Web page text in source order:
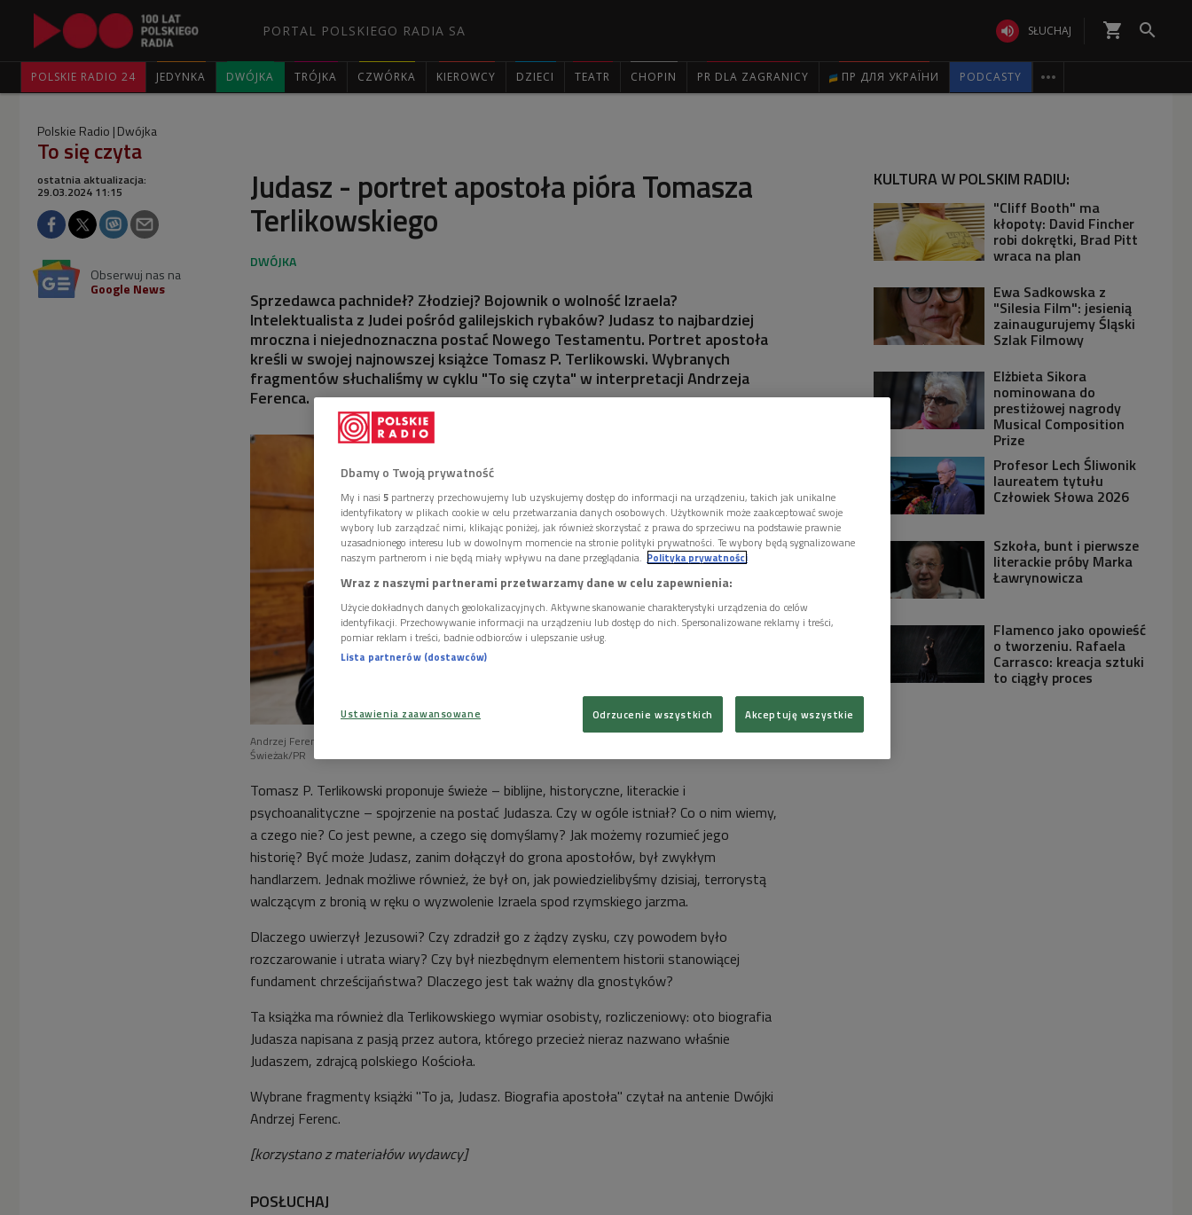
PORTAL POLSKIEGO RADIA SA  SŁUCHAJ shopping_cart 
POLSKIE RADIO 24 JEDYNKA DWÓJKA TRÓJKA CZWÓRKA KIEROWCY DZIECI TEATR CHOPIN PR DLA ZAGRANICY ПР ДЛЯ УКРАЇНИ PODCASTY 
Polskie Radio Dwójka
To się czyta
Judasz - portret apostoła pióra Tomasza
Terlikowskiego
ostatnia aktualizacja:
29.03.2024 11:15
Obserwuj nas na
Google News
Sprzedawca pachnideł? Złodziej? Bojownik o wolność Izraela?
Intelektualista z Judei pośród galilejskich rybaków? Judasz to najbardziej
mroczna i niejednoznaczna postać Nowego Testamentu. Portret apostoła
kreśli w swojej najnowszej książce Tomasz P. Terlikowski. Wybranych
fragmentów słuchaliśmy w cyklu "To się czyta" w interpretacji Andrzeja
Ferenca.
Andrzej Ferenc prezentuje książkę "To ja, Judasz. Biografia apostoła" Tomasza Terlikowskiego
Świeżak/PR
Tomasz P. Terlikowski proponuje świeże – biblijne, historyczne, literackie i
psychoanalityczne – spojrzenie na postać Judasza. Czy w ogóle istniał? Co o nim wiemy,
a czego nie? Co jest pewne, a czego się domyślamy? Jak możemy rozumieć jego
historię? Być może Judasz, zanim dołączył do grona apostołów, był zwykłym
handlarzem. Jednak możliwe również, że był on, jak powiedzielibyśmy dzisiaj, terrorystą
walczącym z bronią w ręku o wyzwolenie Izraela spod rzymskiego jarzma.
Dlaczego uwierzył Jezusowi? Czy zdradził go z żądzy zysku, czy powodem było
rozczarowanie i utrata wiary? Czy był niezbędnym elementem historii stanowiącej
fundament chrześcijaństwa? Dlaczego jest tak ważny dla gnostyków?
Ta książka ma również dla Terlikowskiego wymiar osobisty, rozliczeniowy: oto biografia
Judasza napisana z pasją przez autora, którego przecież nieraz nazwano właśnie
Judaszem, zdrajcą polskiego Kościoła.
Wybrane fragmenty książki "To ja, Judasz. Biografia apostoła" czytał na antenie Dwójki
Andrzej Ferenc.
[korzystano z materiałów wydawcy]
POSŁUCHAJ
KULTURA W POLSKIM RADIU:
"Cliff Booth" ma
kłopoty: David Fincher
robi dokrętki, Brad Pitt
wraca na plan
Ewa Sadkowska z
"Silesia Film": jesienią
zainaugurujemy Śląski
Szlak Filmowy
Elżbieta Sikora
nominowana do
prestiżowej nagrody
Musical Composition
Prize
Profesor Lech Śliwonik
laureatem tytułu
Człowiek Słowa 2026
Szkoła, bunt i pierwsze
literackie próby Marka
Ławrynowicza
Flamenco jako opowieść
o tworzeniu. Rafaela
Carrasco: kreacja sztuki
to ciągły proces
Dbamy o Twoją prywatność
My i nasi 5 partnerzy przechowujemy lub uzyskujemy dostęp do informacji na urządzeniu, takich jak unikalne
identyfikatory w plikach cookie w celu przetwarzania danych osobowych. Użytkownik może zaakceptować swoje
wybory lub zarządzać nimi, klikając poniżej, jak również skorzystać z prawa do sprzeciwu na podstawie prawnie
uzasadnionego interesu lub w dowolnym momencie na stronie polityki prywatności. Te wybory będą sygnalizowane
naszym partnerom i nie będą miały wpływu na dane przeglądania. Polityka prywatności
Wraz z naszymi partnerami przetwarzamy dane w celu zapewnienia:
Użycie dokładnych danych geolokalizacyjnych. Aktywne skanowanie charakterystyki urządzenia do celów
identyfikacji. Przechowywanie informacji na urządzeniu lub dostęp do nich. Spersonalizowane reklamy i treści,
pomiar reklam i treści, badnie odbiorców i ulepszanie usług.
Lista partnerów (dostawców)
Ustawienia zaawansowane Odrzucenie wszystkich Akceptuję wszystkie